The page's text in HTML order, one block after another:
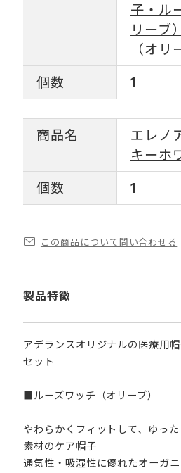
子・ル
リーブ
（オリ
個数
1
商品名
エレノ
キーホ
個数
1
この商品について問い合わせる
製品特徴
アデランスオリジナルの医療用
セット
■ルーズワッチ（オリーブ）
やわらかくフィットして、ゆっ
素材のケア帽子
通気性・吸湿性に優れたオーガ